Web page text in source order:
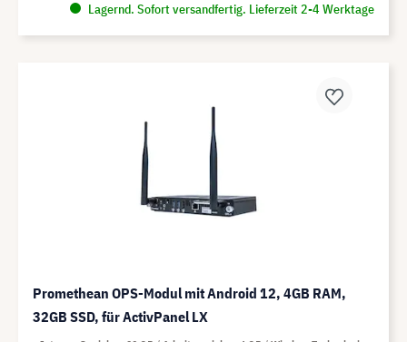
Lagernd. Sofort versandfertig. Lieferzeit 2-4 Werktage
Promethean OPS-Modul mit Android 12, 4GB RAM,
32GB SSD, für ActivPanel LX